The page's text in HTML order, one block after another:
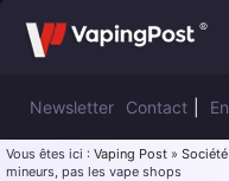
Newsletter Contact
Vous êtes ici : Vaping Post » Société
mineurs, pas les vape shops